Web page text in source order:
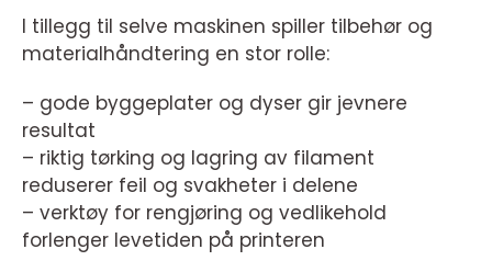
I tillegg til selve maskinen spiller tilbehør og
materialhåndtering en stor rolle:
– gode byggeplater og dyser gir jevnere
resultat
– riktig tørking og lagring av filament
reduserer feil og svakheter i delene
– verktøy for rengjøring og vedlikehold
forlenger levetiden på printeren